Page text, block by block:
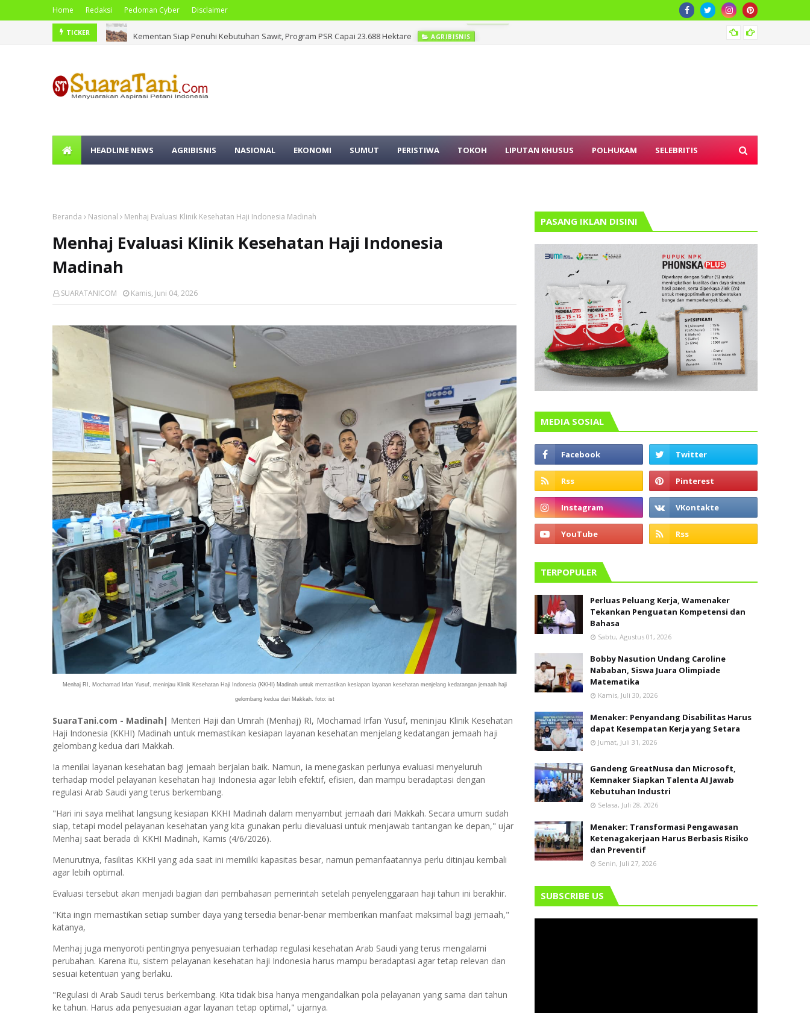
Home Redaksi Pedoman Cyber Disclaimer
TICKER Kementan Siap Penuhi Kebutuhan Sawit, Program PSR Capai 23.688 Hektare AGRIBISNIS
HEADLINE NEWS AGRIBISNIS NASIONAL EKONOMI SUMUT PERISTIWA TOKOH LIPUTAN KHUSUS POLHUKAM SELEBRITIS
Beranda Nasional Menhaj Evaluasi Klinik Kesehatan Haji Indonesia Madinah
Menhaj Evaluasi Klinik Kesehatan Haji Indonesia
Madinah
SUARATANICOM Kamis, Juni 04, 2026
Menhaj RI, Mochamad Irfan Yusuf, meninjau Klinik Kesehatan Haji Indonesia (KKHI) Madinah untuk memastikan kesiapan layanan kesehatan menjelang kedatangan jemaah haji
gelombang kedua dari Makkah. foto: ist
SuaraTani.com - Madinah| Menteri Haji dan Umrah (Menhaj) RI, Mochamad Irfan Yusuf, meninjau Klinik Kesehatan
Haji Indonesia (KKHI) Madinah untuk memastikan kesiapan layanan kesehatan menjelang kedatangan jemaah haji
gelombang kedua dari Makkah.
Ia menilai layanan kesehatan bagi jemaah berjalan baik. Namun, ia menegaskan perlunya evaluasi menyeluruh
terhadap model pelayanan kesehatan haji Indonesia agar lebih efektif, efisien, dan mampu beradaptasi dengan
regulasi Arab Saudi yang terus berkembang.
"Hari ini saya melihat langsung kesiapan KKHI Madinah dalam menyambut jemaah dari Makkah. Secara umum sudah
siap, tetapi model pelayanan kesehatan yang kita gunakan perlu dievaluasi untuk menjawab tantangan ke depan," ujar
Menhaj saat berada di KKHI Madinah, Kamis (4/6/2026).
Menurutnya, fasilitas KKHI yang ada saat ini memiliki kapasitas besar, namun pemanfaatannya perlu ditinjau kembali
agar lebih optimal.
Evaluasi tersebut akan menjadi bagian dari pembahasan pemerintah setelah penyelenggaraan haji tahun ini berakhir.
"Kita ingin memastikan setiap sumber daya yang tersedia benar-benar memberikan manfaat maksimal bagi jemaah,"
katanya,
Menhaj juga menyoroti pentingnya penyesuaian terhadap regulasi kesehatan Arab Saudi yang terus mengalami
perubahan. Karena itu, sistem pelayanan kesehatan haji Indonesia harus mampu beradaptasi agar tetap relevan dan
sesuai ketentuan yang berlaku.
"Regulasi di Arab Saudi terus berkembang. Kita tidak bisa hanya mengandalkan pola pelayanan yang sama dari tahun
ke tahun. Harus ada penyesuaian agar layanan tetap optimal," ujarnya.
PASANG IKLAN DISINI
MEDIA SOSIAL
TERPOPULER
Perluas Peluang Kerja, Wamenaker
Tekankan Penguatan Kompetensi dan
Bahasa
Sabtu, Agustus 01, 2026
Bobby Nasution Undang Caroline
Nababan, Siswa Juara Olimpiade
Matematika
Kamis, Juli 30, 2026
Menaker: Penyandang Disabilitas Harus
dapat Kesempatan Kerja yang Setara
Jumat, Juli 31, 2026
Gandeng GreatNusa dan Microsoft,
Kemnaker Siapkan Talenta AI Jawab
Kebutuhan Industri
Selasa, Juli 28, 2026
Menaker: Transformasi Pengawasan
Ketenagakerjaan Harus Berbasis Risiko
dan Preventif
Senin, Juli 27, 2026
SUBSCRIBE US